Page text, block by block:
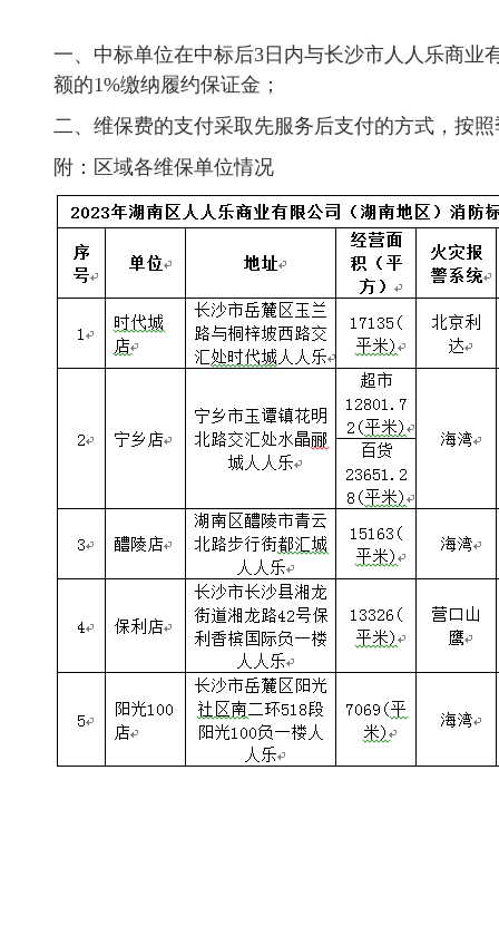
一、中标单位在中标后3日内与长沙市人人乐商业
额的1%缴纳履约保证金；
二、维保费的支付采取先服务后支付的方式，按
附：区域各维保单位情况